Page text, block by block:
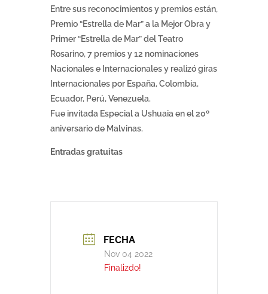
Entre sus reconocimientos y premios están,
Premio “Estrella de Mar” a la Mejor Obra y
Primer “Estrella de Mar” del Teatro
Rosarino, 7 premios y 12 nominaciones
Nacionales e Internacionales y realizó giras
Internacionales por España, Colombia,
Ecuador, Perú, Venezuela.
Fue invitada Especial a Ushuaia en el 20º
aniversario de Malvinas.
Entradas gratuitas
FECHA
Nov 04 2022
Finalizdo!